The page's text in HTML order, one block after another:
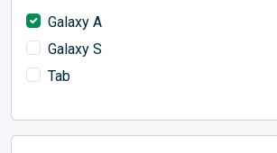
Galaxy A
Galaxy S
Tab